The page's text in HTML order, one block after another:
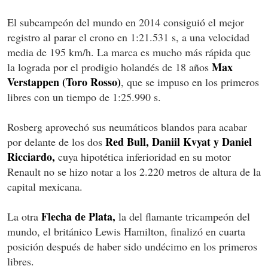
El subcampeón del mundo en 2014 consiguió el mejor
registro al parar el crono en 1:21.531 s, a una velocidad
media de 195 km/h. La marca es mucho más rápida que
la lograda por el prodigio holandés de 18 años Max
Verstappen (Toro Rosso), que se impuso en los primeros
libres con un tiempo de 1:25.990 s.
Rosberg aprovechó sus neumáticos blandos para acabar
por delante de los dos Red Bull, Daniil Kvyat y Daniel
Ricciardo, cuya hipotética inferioridad en su motor
Renault no se hizo notar a los 2.220 metros de altura de la
capital mexicana.
La otra Flecha de Plata, la del flamante tricampeón del
mundo, el británico Lewis Hamilton, finalizó en cuarta
posición después de haber sido undécimo en los primeros
libres.